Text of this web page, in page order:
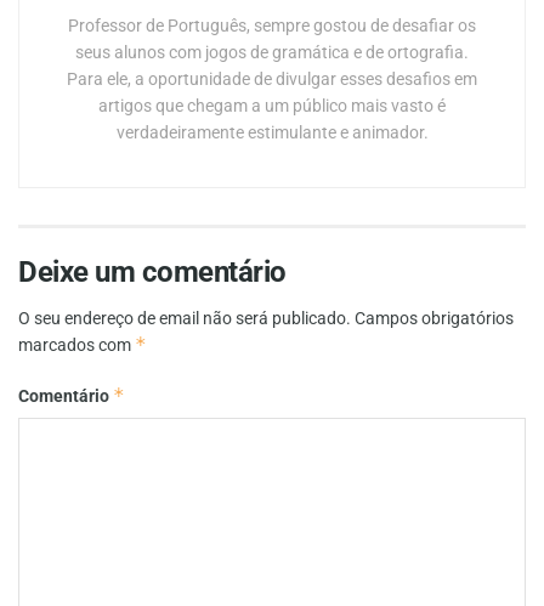
Professor de Português, sempre gostou de desafiar os
seus alunos com jogos de gramática e de ortografia.
Para ele, a oportunidade de divulgar esses desafios em
artigos que chegam a um público mais vasto é
verdadeiramente estimulante e animador.
Deixe um comentário
O seu endereço de email não será publicado. Campos obrigatórios
marcados com *
Comentário *